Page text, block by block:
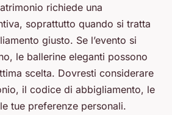
richiede una
soprattutto quando si tratta
giusto. Se l’evento si
le ballerine eleganti possono
scelta. Dovresti considerare
il codice di abbigliamento, le
tue preferenze personali.